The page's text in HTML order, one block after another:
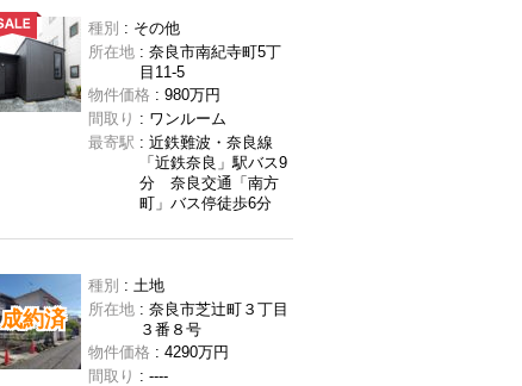
種別 : その他
所在地 : 奈良市南紀寺町5丁
目11-5
物件価格 : 980万円
間取り : ワンルーム
最寄駅 : 近鉄難波・奈良線
「近鉄奈良」駅バス9
分 奈良交通「南方
町」バス停徒歩6分
成約済
種別 : 土地
所在地 : 奈良市芝辻町３丁目
３番８号
物件価格 : 4290万円
間取り : ----